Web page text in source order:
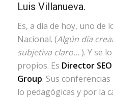
Luis Villanueva.
Es, a día de hoy, uno de
Nacional. (Algún día
subjetiva claro…). Y se
propios. Es Director
Group. Sus
lo pedagógicas y por la